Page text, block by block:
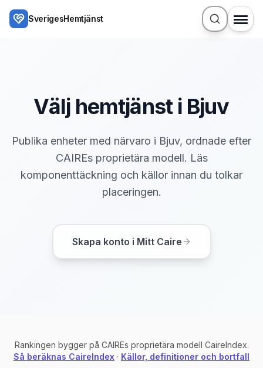
Hoppa till huvudinnehåll
SverigesHemtjänst
Välj hemtjänst i Bjuv
Publika enheter med närvaro i Bjuv, ordnade efter
CAIREs proprietära modell. Läs
komponenttäckning och källor innan du tolkar
placeringen.
Skapa konto i Mitt Caire
Rankingen bygger på CAIREs proprietära modell CaireIndex.
Så beräknas CaireIndex · Källor, definitioner och bortfall